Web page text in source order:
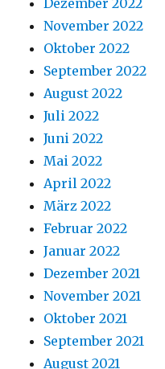
Dezember 2022
November 2022
Oktober 2022
September 2022
August 2022
Juli 2022
Juni 2022
Mai 2022
April 2022
März 2022
Februar 2022
Januar 2022
Dezember 2021
November 2021
Oktober 2021
September 2021
August 2021